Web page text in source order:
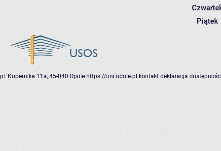
Piątek
pl. Kopernika 11a, 45-040 Opole https://uni.opole.pl kontakt deklaracja